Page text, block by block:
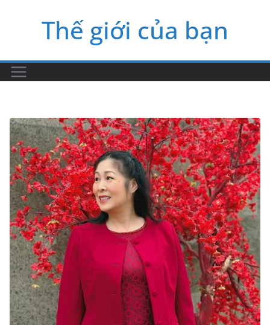
Thế giới của bạn